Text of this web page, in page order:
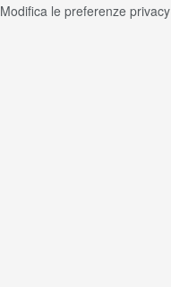
Modifica le preferenze privacy